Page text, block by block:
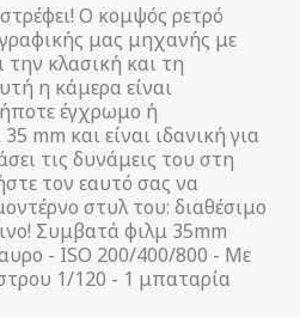
Ο κομψός ρετρό
μας μηχανής με
την κλασική και τη
η κάμερα είναι
έγχρωμο ή
mm και είναι ιδανική για
τις δυνάμεις του στη
τον εαυτό σας να
στυλ του: διαθέσιμο
Συμβατά φιλμ 35mm
- ISO 200/400/800 - Με
1/120 - 1 μπαταρία